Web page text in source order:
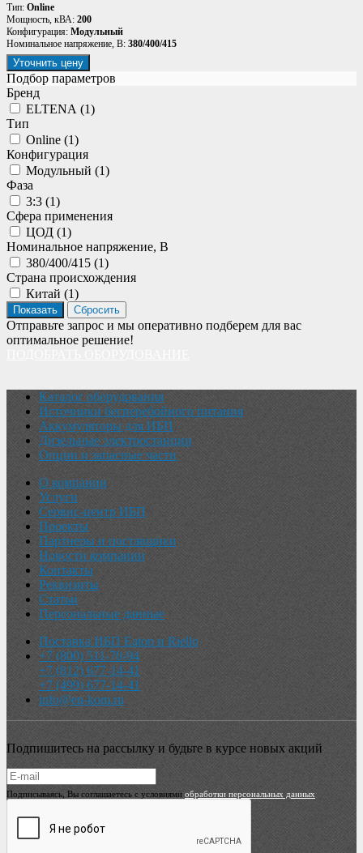
Тип: Online
Мощность, кВА: 200
Конфигурация: Модульный
Номинальное напряжение, В: 380/400/415
Уточнить цену
Подбор параметров
Бренд
ELTENA (1)
Тип
Online (1)
Конфигурация
Модульный (1)
Фаза
3:3 (1)
Сфера применения
ЦОД (1)
Номинальное напряжение, В
380/400/415 (1)
Страна происхождения
Китай (1)
Отправьте запрос и мы оперативно подберем для вас
оптимальное решение!
Каталог оборудования
Источники бесперебойного питания
Аккумуляторы для ИБП
Дизельные электростанции
Опции и запасные части
О компании
Услуги
Сервис-центр ИБП
Проекты
Партнеры и поставщики
Новости компании
Контакты
Реквизиты
Статьи
Персональные данные
Поставка ИБП Eaton и Riello
+7 (800) 511-70-94
+7 (812) 677-14-41
+7 (499) 677-14-41
info@en-kom.ru
Подпишитесь на рассылку и будьте в курсе новых акций
Подписываясь, Вы соглашаетесь с условиями обработки персональных данных